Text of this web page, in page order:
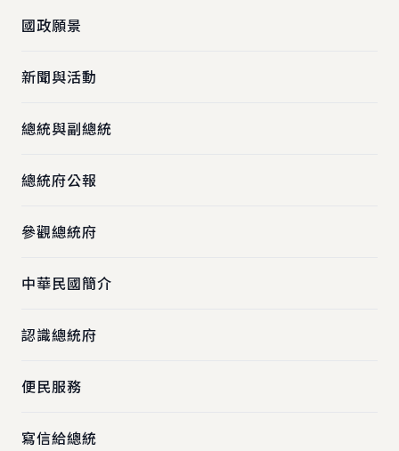
國政願景
新聞與活動
總統與副總統
總統府公報
參觀總統府
中華民國簡介
認識總統府
便民服務
寫信給總統